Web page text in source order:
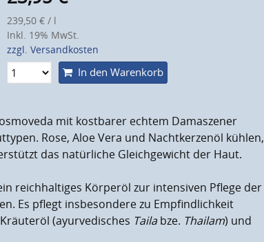
239,50 € / l
Inkl. 19% MwSt.
zzgl. Versandkosten
In den Warenkorb
mit kostbarer echtem Damaszener
Rose, Aloe Vera und Nachtkerzenöl kühlen,
das natürliche Gleichgewicht der Haut.
reichhaltiges Körperöl zur intensiven Pflege der
Es pflegt insbesondere zu Empfindlichkeit
(ayurvedisches Tailabze. Thailam) und